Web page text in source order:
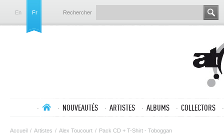
En Fr Rechercher
NOUVEAUTÉS ARTISTES ALBUMS COLLECTORS
Accueil / Artistes / Alex Toucourt / Pack CD + T-Shirt - Toboggan